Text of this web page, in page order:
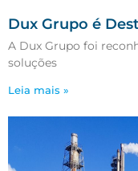
Dux Grupo é
A Dux Grupo foi
soluções
Leia mais »